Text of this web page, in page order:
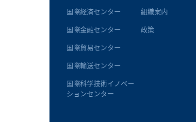
国際経済センター
国際金融センター
国際貿易センター
国際輸送センター
国際科学技術イノベー
ションセンター
組織案内
政策